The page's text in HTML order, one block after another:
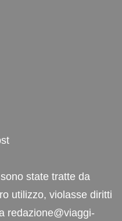
state tratte da
utilizzo, violasse diritti
redazione@viaggi-